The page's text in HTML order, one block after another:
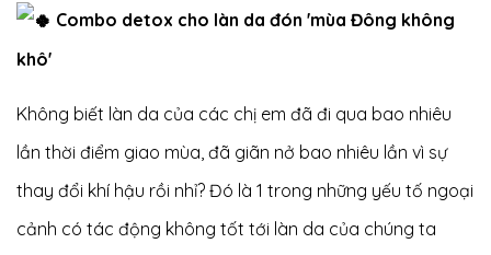
Combo detox cho làn da đón 'mùa Đông không
khô'
Không biết làn da của các chị em đã đi qua bao nhiêu
lần thời điểm giao mùa, đã giãn nở bao nhiêu lần vì sự
thay đổi khí hậu rồi nhỉ? Đó là 1 trong những yếu tố ngoại
cảnh có tác động không tốt tới làn da của chúng ta